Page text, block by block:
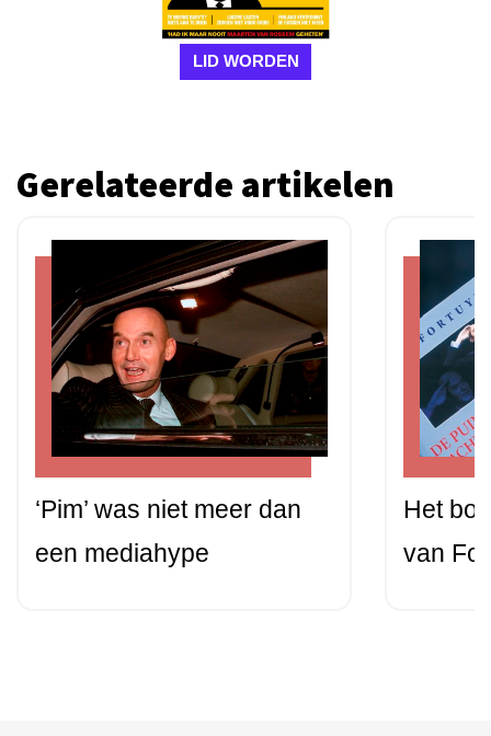
LID WORDEN
Gerelateerde artikelen
‘Pim’ was niet meer dan
een mediahype
Het
van